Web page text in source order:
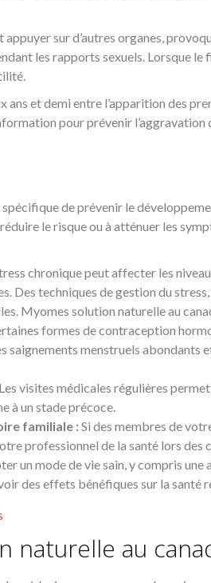
sur d’autres organes,
les rapports sexuels. Lorsque
ans et demi entre l’apparition des
pour prévenir
spécifique de prévenir le
le risque ou à atténuer les
chronique peut affecter les
Des techniques de gestion du
Myomes solution naturelle au
formes de contraception
saignements menstruels abondants
Les visites médicales régulières
à un stade précoce.
familiale :Si des membres de
professionnel de la santé lors des
un mode de vie sain, y compris
des effets bénéfiques sur la santé
naturelle au